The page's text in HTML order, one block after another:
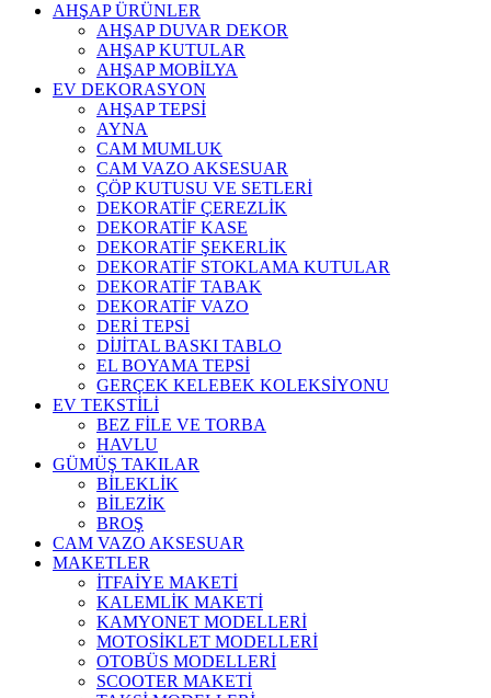
AHŞAP ÜRÜNLER
AHŞAP DUVAR DEKOR
AHŞAP KUTULAR
AHŞAP MOBİLYA
EV DEKORASYON
AHŞAP TEPSİ
AYNA
CAM MUMLUK
CAM VAZO AKSESUAR
ÇÖP KUTUSU VE SETLERİ
DEKORATİF ÇEREZLİK
DEKORATİF KASE
DEKORATİF ŞEKERLİK
DEKORATİF STOKLAMA KUTULAR
DEKORATİF TABAK
DEKORATİF VAZO
DERİ TEPSİ
DİJİTAL BASKI TABLO
EL BOYAMA TEPSİ
GERÇEK KELEBEK KOLEKSİYONU
EV TEKSTİLİ
BEZ FİLE VE TORBA
HAVLU
GÜMÜŞ TAKILAR
BİLEKLİK
BİLEZİK
BROŞ
CAM VAZO AKSESUAR
MAKETLER
İTFAİYE MAKETİ
KALEMLİK MAKETİ
KAMYONET MODELLERİ
MOTOSİKLET MODELLERİ
OTOBÜS MODELLERİ
SCOOTER MAKETİ